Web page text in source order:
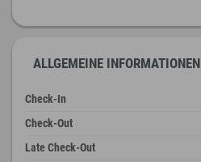
ALLGEMEINE INFORMATIONEN
Check-In
Check-Out
Late Check-Out